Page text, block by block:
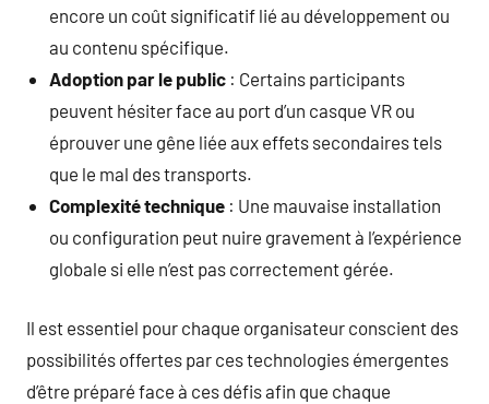
encore un coût significatif lié au développement ou
au contenu spécifique.
Adoption par le public : Certains participants
peuvent hésiter face au port d’un casque VR ou
éprouver une gêne liée aux effets secondaires tels
que le mal des transports.
Complexité technique : Une mauvaise installation
ou configuration peut nuire gravement à l’expérience
globale si elle n’est pas correctement gérée.
Il est essentiel pour chaque organisateur conscient des
possibilités offertes par ces technologies émergentes
d’être préparé face à ces défis afin que chaque